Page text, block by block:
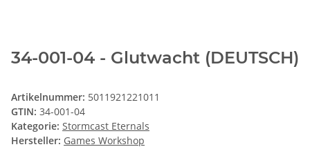
34-001-04 - Glutwacht (DEUTSCH)
Artikelnummer: 5011921221011
GTIN: 34-001-04
Kategorie: Stormcast Eternals
Hersteller: Games Workshop